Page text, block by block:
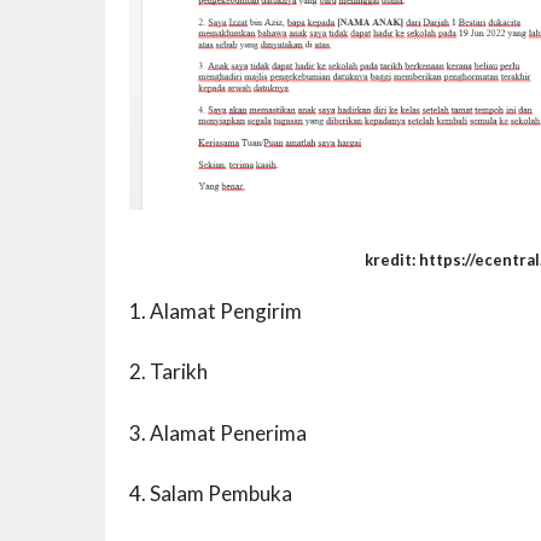
kredit: https://
1. Alamat Pengirim
2. Tarikh
3. Alamat Penerima
4. Salam Pembuka